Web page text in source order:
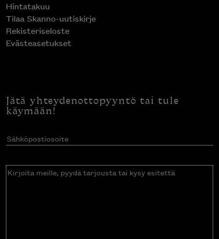
Hintatakuu
Tilaa Skanno-uutiskirje
Rekisteriseloste
Evästeasetukset
Jätä yhteydenottopyyntö tai tule
käymään!
Sähköpostiosoite(Pakollinen)
Kirjoita